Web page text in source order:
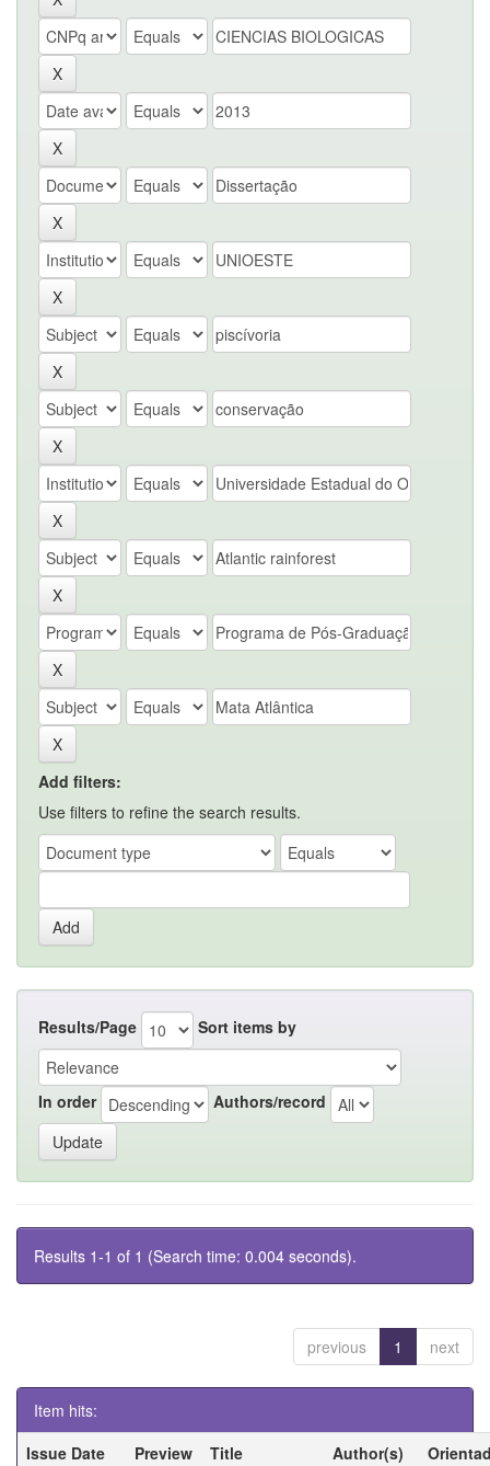
Add filters:
Use filters to refine the search results.
Results/Page Sort items by
In order Authors/record
Results 1-1 of 1 (Search time: 0.004 seconds).
previous 1 next
Item hits:
Issue Date
Preview Title Author(s)